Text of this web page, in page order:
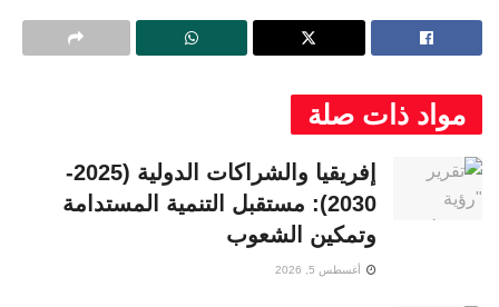
مواد ذات صلة
إفريقيا والشراكات الدولية (2025-
2030): مستقبل التنمية المستدامة
وتمكين الشعوب
أغسطس 5, 2026